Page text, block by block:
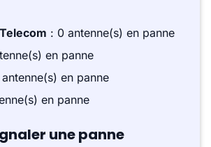
: 0 antenne(s) en panne
en panne
en panne
en panne
une panne